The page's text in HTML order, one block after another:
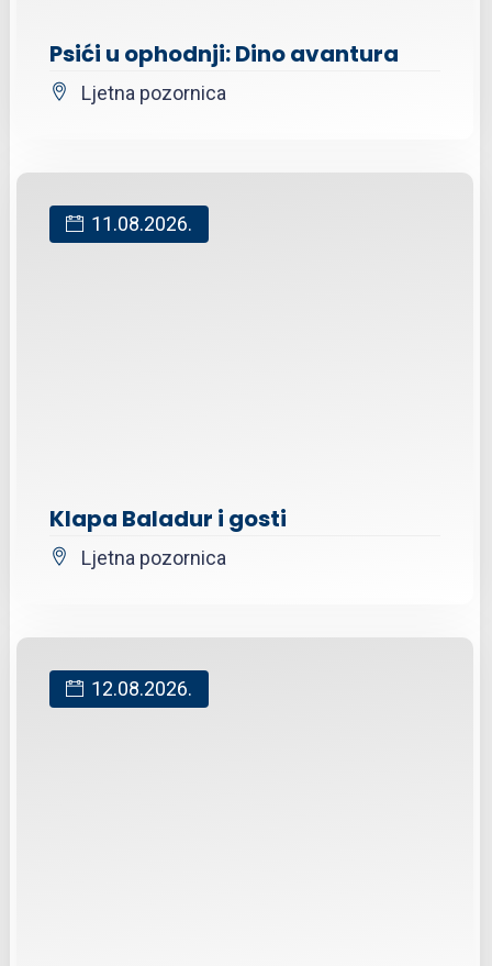
Psići u ophodnji: Dino avantura
Ljetna pozornica
11.08.2026.
Klapa Baladur i gosti
Ljetna pozornica
12.08.2026.